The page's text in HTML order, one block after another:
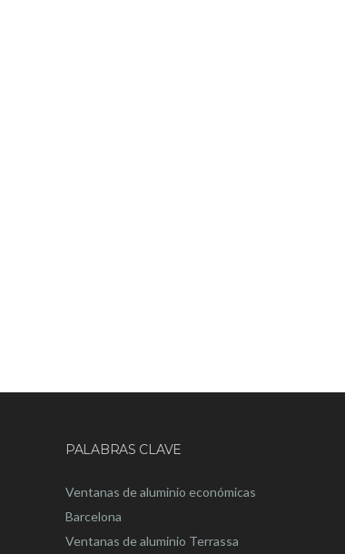
PALABRAS CLAVE
Ventanas de aluminio económicas
Barcelona
Ventanas de aluminio Terrassa